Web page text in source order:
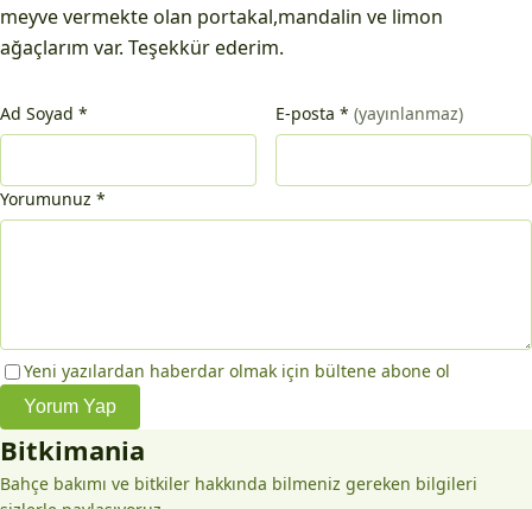
meyve vermekte olan portakal,mandalin ve limon
ağaçlarım var. Teşekkür ederim.
Ad Soyad * E-posta * (yayınlanmaz)
Yorumunuz *
Yeni yazılardan haberdar olmak için bültene abone ol
Yorum Yap
Bitkimania
Bahçe bakımı ve bitkiler hakkında bilmeniz gereken bilgileri